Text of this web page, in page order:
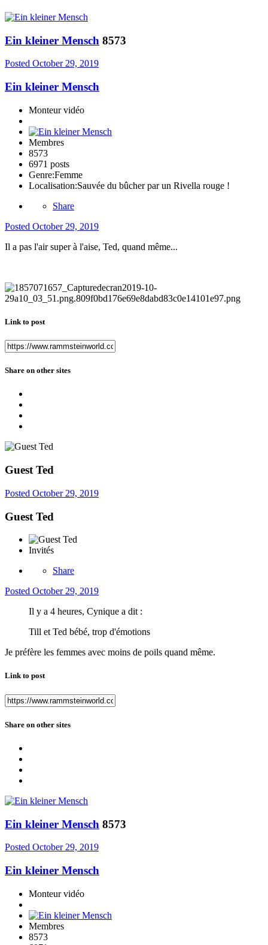
Ein kleiner Mensch 8573
Posted October 29, 2019
Ein kleiner Mensch
Monteur vidéo
Membres
8573
6971 posts
Genre:Femme
Localisation:Sauvée du bûcher par un Rivella rouge !
Share
Posted October 29, 2019
Il a pas l'air super à l'aise, Ted, quand même...
Link to post
Share on other sites
Guest Ted
Posted October 29, 2019
Guest Ted
Invités
Share
Posted October 29, 2019
Il y a 4 heures, Cynique a dit :
Till et Ted bébé, trop d'émotions
Je préfère les femmes avec moins de poils quand même.
Link to post
Share on other sites
Ein kleiner Mensch 8573
Posted October 29, 2019
Ein kleiner Mensch
Monteur vidéo
Membres
8573